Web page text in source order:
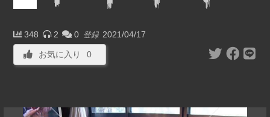
348 2 0 登録 2021/04/17
お気に入り 0